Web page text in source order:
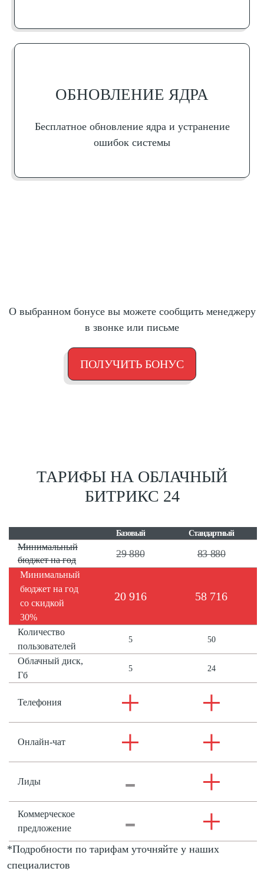
ОБНОВЛЕНИЕ ЯДРА
Бесплатное обновление ядра и устранение
ошибок системы
О выбранном бонусе вы можете сообщить менеджеру
в звонке или письме
ПОЛУЧИТЬ БОНУС
ТАРИФЫ НА ОБЛАЧНЫЙ
БИТРИКС 24
Базовый Стандартный
Минимальный
бюджет на год
29 880 83 880
Минимальный
бюджет на год
со скидкой
30%
20 916 58 716
Количество
пользователей
5 50
Облачный диск,
Гб
5 24
Телефония + +
Онлайн-чат + +
Лиды - +
Коммерческое
предложение
- +
*Подробности по тарифам уточняйте у наших
специалистов